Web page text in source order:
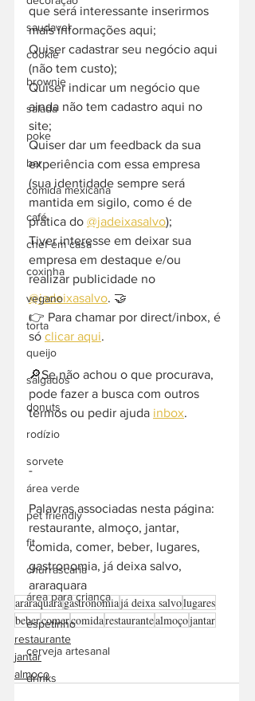
saudavel
cookie
brownie
salada
poke
bar
comida mexicana
café
chef em casa
coxinha
vegano
torta
queijo
salgados
donuts
rodízio
sorvete
área verde
pet friendly
fit
churrascaria
área para criança
espetinho
cerveja artesanal
drinks
que será interessante inserirmos
mais informações aqui;
Quiser cadastrar seu negócio aqui
(não tem custo);
Quiser indicar um negócio que
ainda não tem cadastro aqui no
site;
Quiser dar um feedback da sua
experiência com essa empresa
(sua identidade sempre será
mantida em sigilo, como é de
prática do @jadeixasalvo);
Tiver interesse em deixar sua
empresa em destaque e/ou
realizar publicidade no
@jadeixasalvo. 🤝
👉 Para chamar por direct/inbox, é
só clicar aqui.
🔎Se não achou o que procurava,
pode fazer a busca com outros
termos ou pedir ajuda inbox.
-
Palavras associadas nesta página:
restaurante, almoço, jantar,
comida, comer, beber, lugares,
gastronomia, já deixa salvo,
araraquara
araraquaragastronomiajá deixa salvolugares
bebercomercomidarestaurantealmoçojantar
restaurante
jantar
almoço